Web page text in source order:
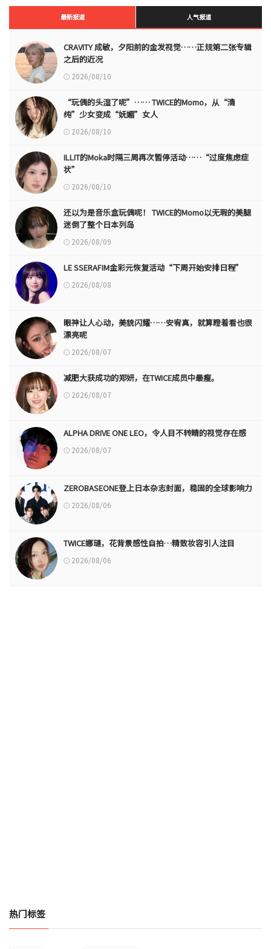
最新报道 人气报道
CRAVITY 成敏，夕阳前的金发视觉……正规第二张专辑
之后的近况
2026/08/10
“玩偶的头湿了呢”…… TWICE的Momo，从“清
纯”少女变成“妩媚”女人
2026/08/10
ILLIT的Moka时隔三周再次暂停活动……“过度焦虑症
状”
2026/08/10
还以为是音乐盒玩偶呢！ TWICE的Momo以无瑕的美腿
迷倒了整个日本列岛
2026/08/09
LE SSERAFIM金彩元恢复活动“下周开始安排日程”
2026/08/08
眼神让人心动，美貌闪耀……安宥真，就算瞪着看也很
漂亮呢
2026/08/07
减肥大获成功的郑妍，在TWICE成员中最瘦。
2026/08/07
ALPHA DRIVE ONE LEO，令人目不转睛的视觉存在感
2026/08/07
ZEROBASEONE登上日本杂志封面，稳固的全球影响力
2026/08/06
TWICE娜璉，花背景感性自拍…精致妆容引人注目
2026/08/06
热门标签